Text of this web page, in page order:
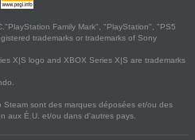
Family Mark", "PlayStation", "PS5
trademarks or trademarks of Sony
X|S logo and XBOX Series X|S are trademarks
sont des marques déposées et/ou des
aux É.U. et/ou dans d'autres pays.